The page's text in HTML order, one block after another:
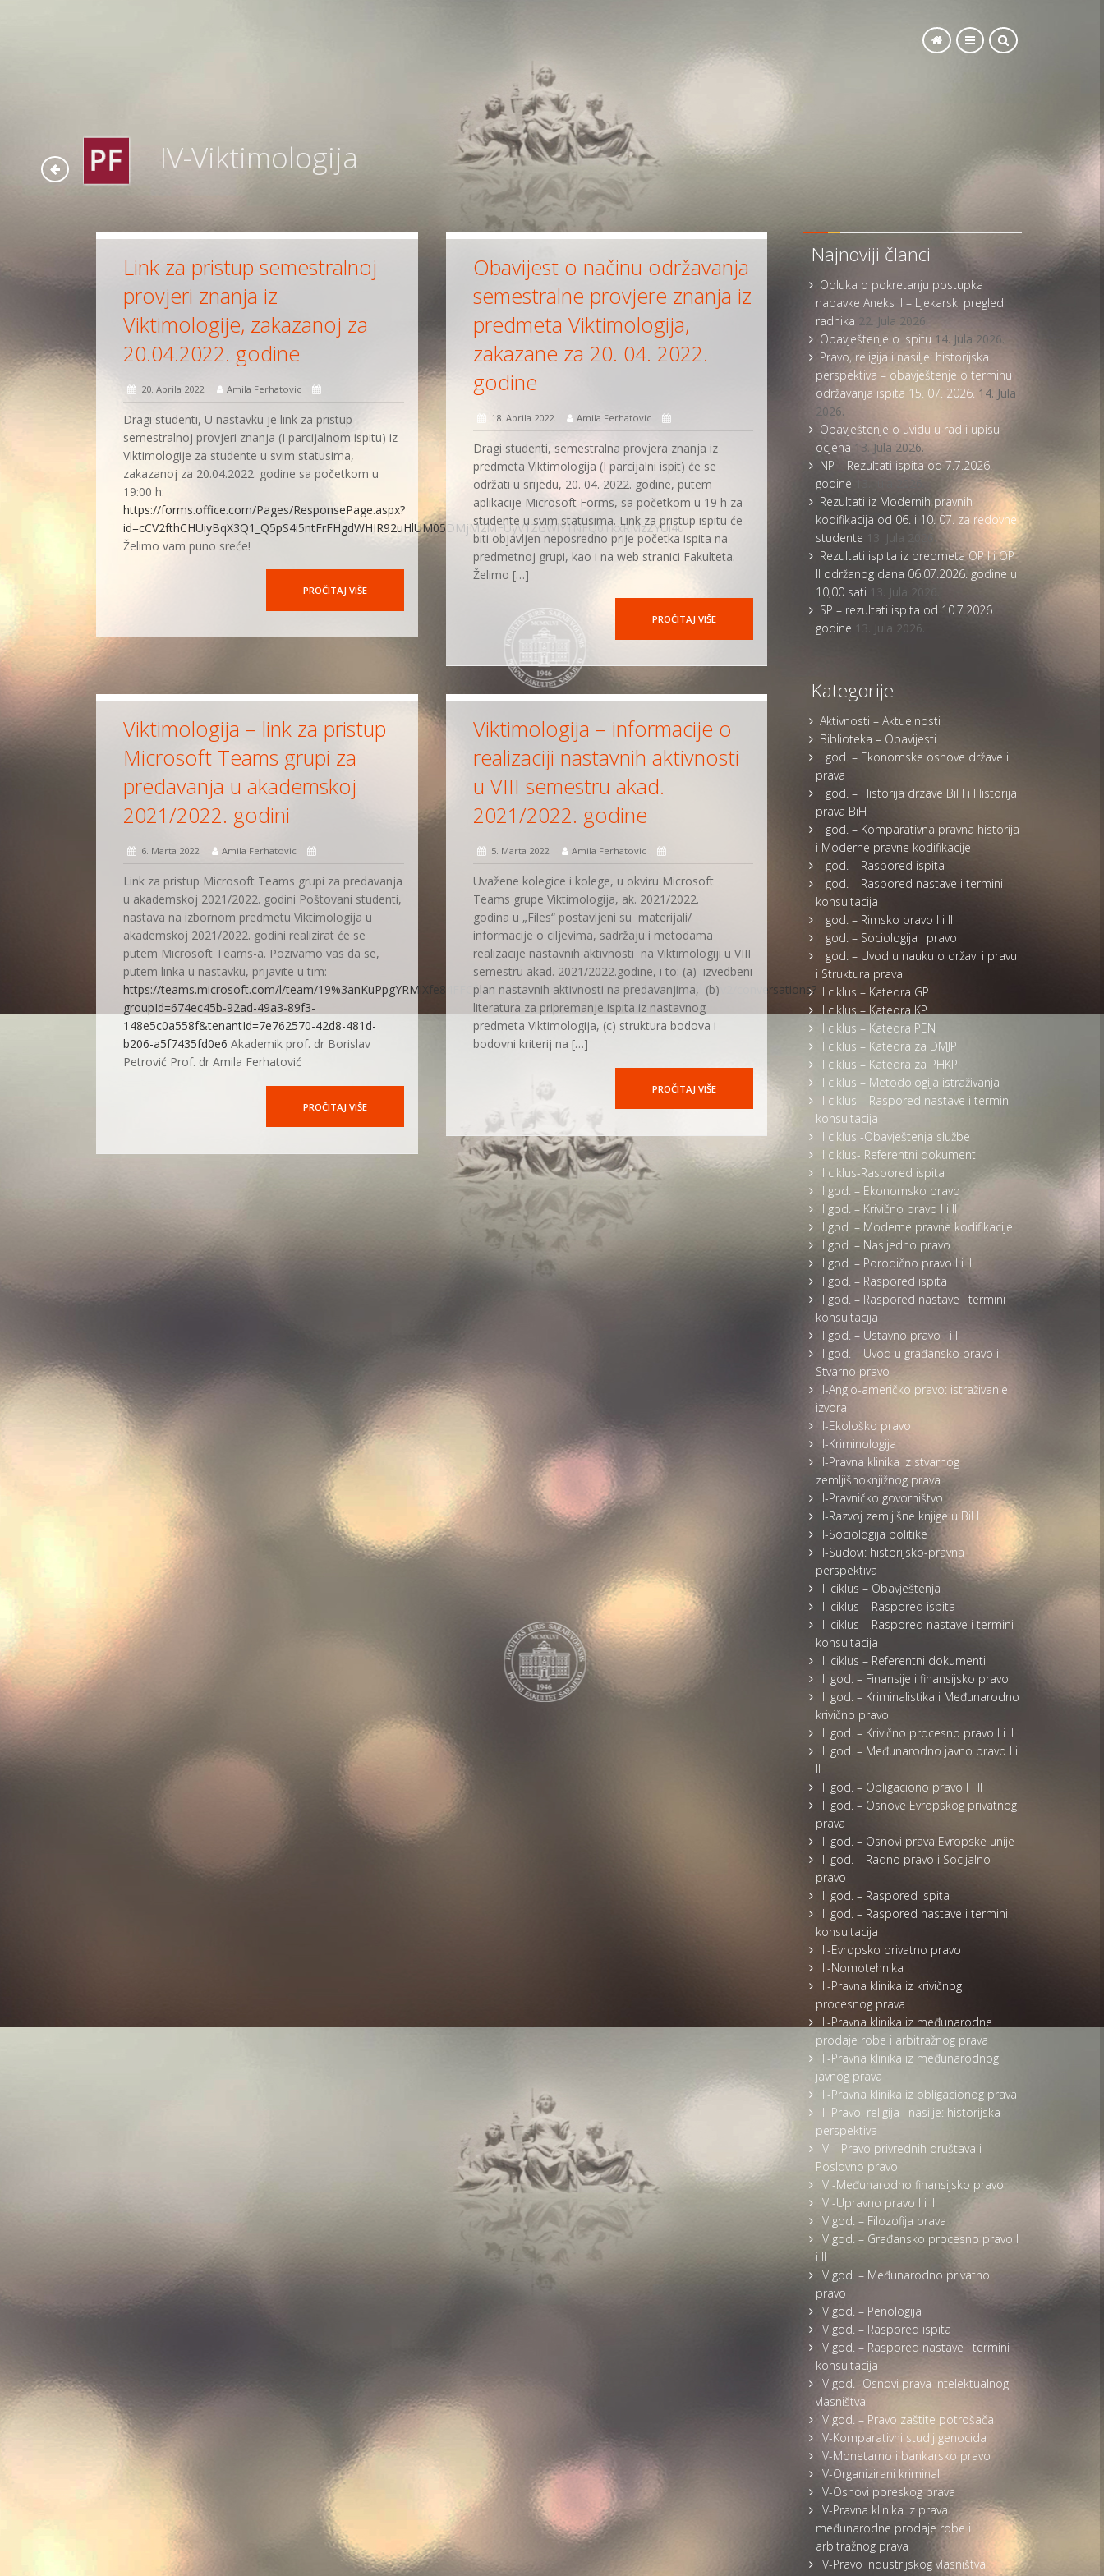
IV-Viktimologija
Link za pristup semestralnoj
provjeri znanja iz
Viktimologije, zakazanoj za
20.04.2022. godine
20. Aprila 2022. Amila Ferhatovic
Dragi studenti, U nastavku je link za pristup
semestralnoj provjeri znanja (I parcijalnom ispitu) iz
Viktimologije za studente u svim statusima,
zakazanoj za 20.04.2022. godine sa početkom u
19:00 h:
https://forms.office.com/Pages/ResponsePage.aspx?
id=cCV2fthCHUiyBqX3Q1_Q5pS4i5ntFrFHgdWHIR92uHlUM05DMjM2MFUyV1ZGWlY1NFQ0TkxRMzZYUi4u
Želimo vam puno sreće!
PROČITAJ VIŠE
Obavijest o načinu održavanja
semestralne provjere znanja iz
predmeta Viktimologija,
zakazane za 20. 04. 2022.
godine
18. Aprila 2022. Amila Ferhatovic
Dragi studenti, semestralna provjera znanja iz
predmeta Viktimologija (I parcijalni ispit) će se
održati u srijedu, 20. 04. 2022. godine, putem
aplikacije Microsoft Forms, sa početkom u 19 h za
studente u svim statusima. Link za pristup ispitu će
biti objavljen neposredno prije početka ispita na
predmetnoj grupi, kao i na web stranici Fakulteta.
Želimo […]
PROČITAJ VIŠE
Viktimologija – link za pristup
Microsoft Teams grupi za
predavanja u akademskoj
2021/2022. godini
6. Marta 2022. Amila Ferhatovic
Link za pristup Microsoft Teams grupi za predavanja
u akademskoj 2021/2022. godini Poštovani studenti,
nastava na izbornom predmetu Viktimologija u
akademskoj 2021/2022. godini realizirat će se
putem Microsoft Teams-a. Pozivamo vas da se,
putem linka u nastavku, prijavite u tim:
https://teams.microsoft.com/l/team/19%3anKuPpgYRMiXfe84FFCf_N1ZdHLcoYI4PlyWDip2RAdQ1%40thread.tacv2/conversations?
groupId=674ec45b-92ad-49a3-89f3-
148e5c0a558f&tenantId=7e762570-42d8-481d-
b206-a5f7435fd0e6 Akademik prof. dr Borislav
Petrović Prof. dr Amila Ferhatović
PROČITAJ VIŠE
Viktimologija – informacije o
realizaciji nastavnih aktivnosti
u VIII semestru akad.
2021/2022. godine
5. Marta 2022. Amila Ferhatovic
Uvažene kolegice i kolege, u okviru Microsoft
Teams grupe Viktimologija, ak. 2021/2022.
godina u „Files“ postavljeni su materijali/
informacije o ciljevima, sadržaju i metodama
realizacije nastavnih aktivnosti na Viktimologiji u VIII
semestru akad. 2021/2022.godine, i to: (a) izvedbeni
plan nastavnih aktivnosti na predavanjima, (b)
literatura za pripremanje ispita iz nastavnog
predmeta Viktimologija, (c) struktura bodova i
bodovni kriterij na […]
PROČITAJ VIŠE
Najnoviji članci
Odluka o pokretanju postupka
nabavke Aneks II – Ljekarski pregled
radnika 22. Jula 2026.
Obavještenje o ispitu 14. Jula 2026.
Pravo, religija i nasilje: historijska
perspektiva – obavještenje o terminu
održavanja ispita 15. 07. 2026. 14. Jula
2026.
Obavještenje o uvidu u rad i upisu
ocjena 13. Jula 2026.
NP – Rezultati ispita od 7.7.2026.
godine
Rezultati iz Modernih pravnih
kodifikacija od 06. i 10. 07. za redovne
studente 13. Jula 2026.
Rezultati ispita iz predmeta OP I i OP
II održanog dana 06.07.2026. godine u
10,00 sati 13. Jula 2026.
SP – rezultati ispita od 10.7.2026.
godine 13. Jula 2026.
Kategorije
Aktivnosti – Aktuelnosti
Biblioteka – Obavijesti
I god. – Ekonomske osnove države i
prava
I god. – Historija drzave BiH i Historija
prava BiH
I god. – Komparativna pravna historija
i Moderne pravne kodifikacije
I god. – Raspored ispita
I god. – Raspored nastave i termini
konsultacija
I god. – Rimsko pravo I i II
I god. – Sociologija i pravo
I god. – Uvod u nauku o državi i pravu
i Struktura prava
II ciklus – Katedra GP
II ciklus – Katedra KP
II ciklus – Katedra PEN
II ciklus – Katedra za DMJP
II ciklus – Katedra za PHKP
II ciklus – Metodologija istraživanja
II ciklus – Raspored nastave i termini
konsultacija
II ciklus -Obavještenja službe
II ciklus- Referentni dokumenti
II ciklus-Raspored ispita
II god. – Ekonomsko pravo
II god. – Krivično pravo I i II
II god. – Moderne pravne kodifikacije
II god. – Nasljedno pravo
II god. – Porodično pravo I i II
II god. – Raspored ispita
II god. – Raspored nastave i termini
konsultacija
II god. – Ustavno pravo I i II
II god. – Uvod u građansko pravo i
Stvarno pravo
II-Anglo-američko pravo: istraživanje
izvora
II-Ekološko pravo
II-Kriminologija
II-Pravna klinika iz stvarnog i
zemljišnoknjižnog prava
II-Pravničko govorništvo
II-Razvoj zemljišne knjige u BiH
II-Sociologija politike
II-Sudovi: historijsko-pravna
perspektiva
III ciklus – Obavještenja
III ciklus – Raspored ispita
III ciklus – Raspored nastave i termini
konsultacija
III ciklus – Referentni dokumenti
III god. – Finansije i finansijsko pravo
III god. – Kriminalistika i Međunarodno
krivično pravo
III god. – Krivično procesno pravo I i II
III god. – Međunarodno javno pravo I i
II
III god. – Obligaciono pravo I i II
III god. – Osnove Evropskog privatnog
prava
III god. – Osnovi prava Evropske unije
III god. – Radno pravo i Socijalno
pravo
III god. – Raspored ispita
III god. – Raspored nastave i termini
konsultacija
III-Evropsko privatno pravo
III-Nomotehnika
III-Pravna klinika iz krivičnog
procesnog prava
III-Pravna klinika iz međunarodne
prodaje robe i arbitražnog prava
III-Pravna klinika iz međunarodnog
javnog prava
III-Pravna klinika iz obligacionog prava
III-Pravo, religija i nasilje: historijska
perspektiva
IV – Pravo privrednih društava i
Poslovno pravo
IV -Međunarodno finansijsko pravo
IV -Upravno pravo I i II
IV god. – Filozofija prava
IV god. – Građansko procesno pravo I
i II
IV god. – Međunarodno privatno
pravo
IV god. – Penologija
IV god. – Raspored ispita
IV god. – Raspored nastave i termini
konsultacija
IV god. -Osnovi prava intelektualnog
vlasništva
IV god. – Pravo zaštite potrošača
IV-Komparativni studij genocida
IV-Monetarno i bankarsko pravo
IV-Organizirani kriminal
IV-Osnovi poreskog prava
IV-Pravna klinika iz prava
međunarodne prodaje robe i
arbitražnog prava
IV-Pravo industrijskog vlasništva